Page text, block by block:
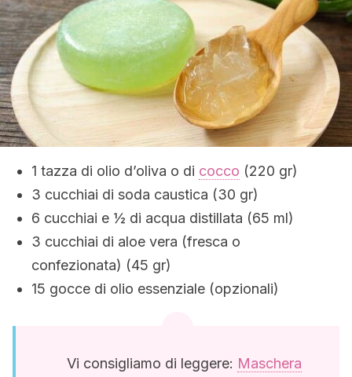
1 tazza di olio d’oliva o di cocco (220 gr)
3 cucchiai di soda caustica (30 gr)
6 cucchiai e ½ di acqua distillata (65 ml)
3 cucchiai di aloe vera (fresca o
confezionata) (45 gr)
15 gocce di olio essenziale (opzionali)
Vi consigliamo di leggere: Maschera